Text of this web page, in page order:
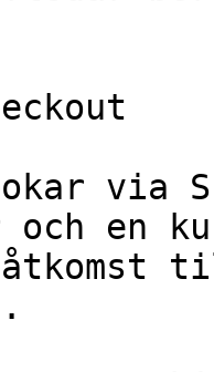
via
och en